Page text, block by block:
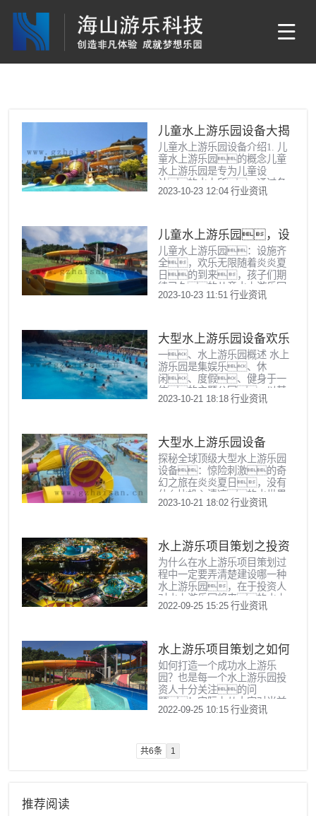
儿童水上游乐园设备大揭
秘
儿童水上游乐园设备介绍1. 儿
童水上游乐园的概念儿童
水上游乐园是专为儿童设
计的水上所，通过各
种水上设施，为孩子们提
备多种多样，包括水上滑
梯、漂流河、波浪池
等，让孩子们在炎炎夏日
里尽情享受清凉。2. 儿童
水上游乐园设备分类儿童水上
游乐园设备主要分为以下几
类： 水上滑梯：滑梯
梯、螺旋滑梯等多种形
式，能让孩子们体验到
不...
2023-10-23 12:04 行业资讯
儿童水上游乐园，设
施齐全，欢乐无限
儿童水上游乐园：设施齐
全，欢乐无限随着炎炎夏
日的到来，孩子们期
待已久的儿童水上游乐园
也迎来了旺季。在这个充
耍，享受清凉的水上
世界。我国许多城市都设
有儿童水上游乐园，设施
齐全，为孩子们提供了丰
富多样的娱乐项目。
本文将为您介绍儿童水上游乐
园的特点以及各种吸引
界。一、儿童水上游
乐园的特点1. 安全：
儿童水上游乐园在设计上充分
考...
2023-10-23 11:51 行业资讯
大型水上游乐园设备欢乐
无限畅玩天地
一、水上游乐园概述 水上
游乐园是集娱乐、休
闲、度假、健身于一
体的主题公园，以其
独特的娱乐方式和丰
国经济的持续发展和人民
生活水平的不断提
高，水上游乐园的规
模和设施也日新月异，不
断满足着游客对于刺激和乐
趣的追求。二、
水上游乐园的娱乐项目 水
过山车、海盗船、跳
楼机等，也有适合家庭亲
子游的漂流河、儿童
区等。游客可以根据自
己的喜...
2023-10-21 18:18 行业资讯
大型水上游乐园设备
探秘全球顶级大型水上游乐园
设备：惊险刺激的奇
幻之旅在炎炎夏日，没有
什么比投入清凉的水世界
更令人神往了。而全球各
这里，各种惊险刺激
的大型水上游乐园设备令人目
不暇接，叹为观止。
现在，就让我们共同踏上
一场充满尖叫与欢笑的奇
幻之旅，揭秘这些水上设
——位于美国奥兰多市的
“蟒蛇之吻”。这个滑道高
60 米，相当于 2...
2023-10-21 18:02 行业资讯
水上游乐项目策划之投资
者应该建设哪种水上游乐
园
为什么在水上游乐项目策划过
程中一定要弄清楚建设哪一种
水上游乐园，在于投资人
对水上游乐园将来的水上
乐园设备选型以及相关的
2022-09-25 15:25 行业资讯
水上游乐项目策划之如何
打造成功的水上乐园
如何打造一个成功水上游乐
园？也是每一个水上游乐园投
资人十分关注的问
题！实际上从大家对当前
中国水上游乐园的情况进
的水上游乐项目策划也是有缺
乏的，也可以说是盲
2022-09-25 10:15 行业资讯
共6条 1
推荐阅读